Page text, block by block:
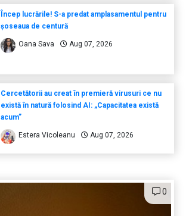
Încep lucrările! S-a predat amplasamentul pentru
șoseaua de centură
Oana Sava Aug 07, 2026
Cercetătorii au creat în premieră virusuri ce nu
există în natură folosind AI: „Capacitatea există
acum”
Estera Vicoleanu Aug 07, 2026
0